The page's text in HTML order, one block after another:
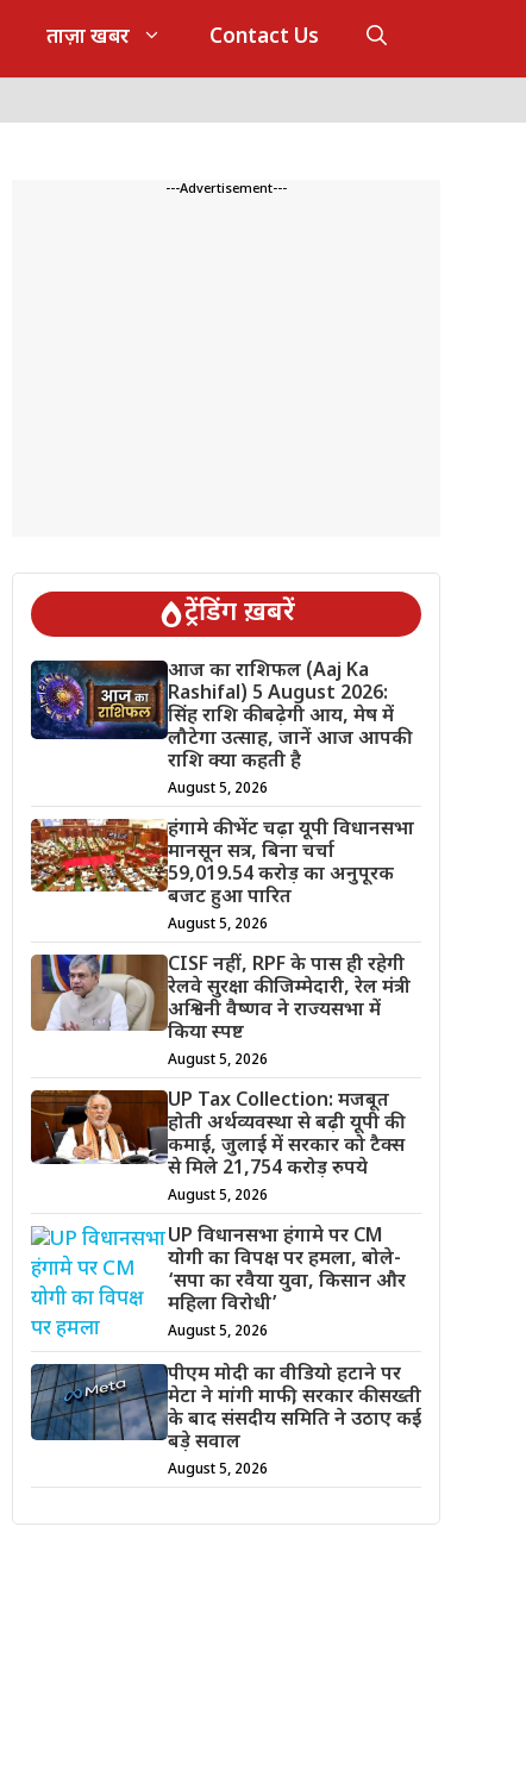
ताज़ा खबर Contact Us
---Advertisement---
ट्रेंडिंग ख़बरें
आज का राशिफल (Aaj Ka
Rashifal) 5 August 2026:
सिंह राशि की बढ़ेगी आय, मेष में
लौटेगा उत्साह, जानें आज आपकी
राशि क्या कहती है
August 5, 2026
हंगामे की भेंट चढ़ा यूपी विधानसभा
मानसून सत्र, बिना चर्चा
59,019.54 करोड़ का अनुपूरक
बजट हुआ पारित
August 5, 2026
CISF नहीं, RPF के पास ही रहेगी
रेलवे सुरक्षा की जिम्मेदारी, रेल मंत्री
अश्विनी वैष्णव ने राज्यसभा में
किया स्पष्ट
August 5, 2026
UP Tax Collection: मजबूत
होती अर्थव्यवस्था से बढ़ी यूपी की
कमाई, जुलाई में सरकार को टैक्स
से मिले 21,754 करोड़ रुपये
August 5, 2026
UP विधानसभा हंगामे पर CM
योगी का विपक्ष पर हमला, बोले-
‘सपा का रवैया युवा, किसान और
महिला विरोधी’
August 5, 2026
पीएम मोदी का वीडियो हटाने पर
मेटा ने मांगी माफी, सरकार की सख्ती
के बाद संसदीय समिति ने उठाए कई
बड़े सवाल
August 5, 2026